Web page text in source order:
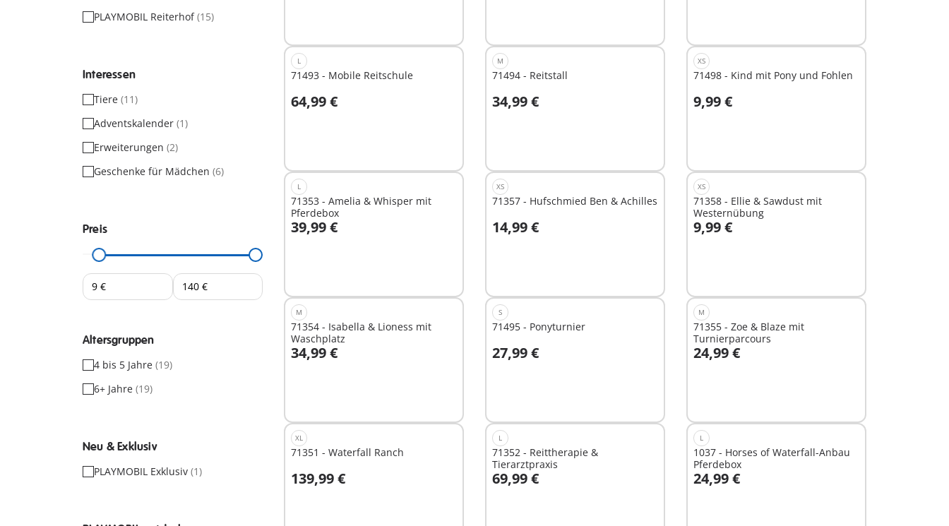
PLAYMOBIL Reiterhof(15)
Interessen
Tiere (11)
Adventskalender (1)
Erweiterungen (2)
Geschenke für Mädchen (6)
Preis
Altersgruppen
4 bis 5 Jahre (19)
6+ Jahre (19)
Neu & Exklusiv
PLAYMOBIL Exklusiv (1)
L
71493 - Mobile Reitschule
64,99 €
M
71494 - Reitstall
34,99 €
XS
71498 - Kind mit Pony und Fohlen
9,99 €
In den Warenkorb
L
71353 - Amelia & Whisper mit
Pferdebox
39,99 €
XS
71357 - Hufschmied Ben & Achilles
14,99 €
In den Warenkorb
XS
71358 - Ellie & Sawdust mit
Westernübung
9,99 €
In den Warenkorb
M
71354 - Isabella & Lioness mit
Waschplatz
34,99 €
In den Warenkorb
S
71495 - Ponyturnier
27,99 €
In den Warenkorb
M
71355 - Zoe & Blaze mit
Turnierparcours
24,99 €
In den Warenkorb
XL
71351 - Waterfall Ranch
139,99 €
L
71352 - Reittherapie &
Tierarztpraxis
69,99 €
In den Warenkorb
L
1037 - Horses of Waterfall-Anbau
Pferdebox
24,99 €
In den Warenkorb